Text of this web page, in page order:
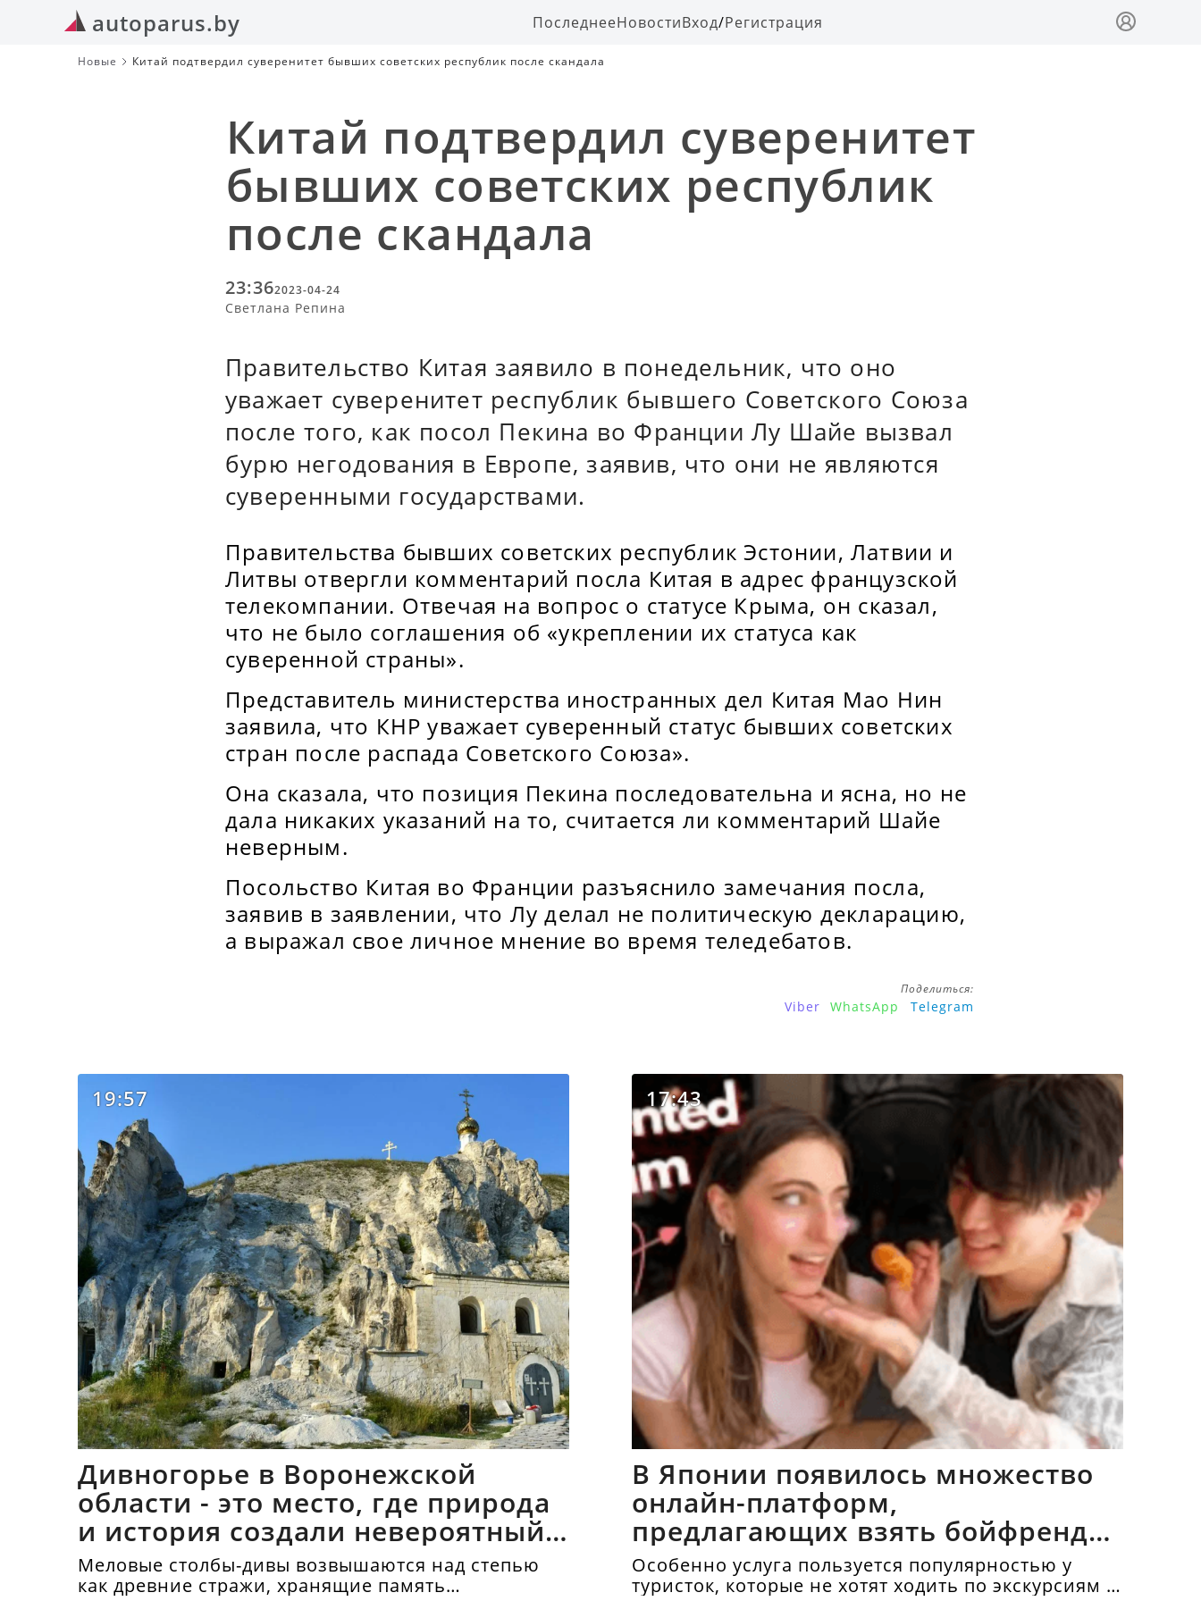
autoparus.by ПоследнееНовостиВход/Регистрация
Новые Китай подтвердил суверенитет бывших советских республик после скандала
Китай подтвердил суверенитет
бывших советских республик
после скандала
23:362023-04-24
Светлана Репина
Правительство Китая заявило в понедельник, что оно
уважает суверенитет республик бывшего Советского Союза
после того, как посол Пекина во Франции Лу Шайе вызвал
бурю негодования в Европе, заявив, что они не являются
суверенными государствами.
Правительства бывших советских республик Эстонии, Латвии и
Литвы отвергли комментарий посла Китая в адрес французской
телекомпании. Отвечая на вопрос о статусе Крыма, он сказал,
что не было соглашения об «укреплении их статуса как
суверенной страны».
Представитель министерства иностранных дел Китая Мао Нин
заявила, что КНР уважает суверенный статус бывших советских
стран после распада Советского Союза».
Она сказала, что позиция Пекина последовательна и ясна, но не
дала никаких указаний на то, считается ли комментарий Шайе
неверным.
Посольство Китая во Франции разъяснило замечания посла,
заявив в заявлении, что Лу делал не политическую декларацию,
а выражал свое личное мнение во время теледебатов.
Поделиться:
Viber WhatsApp Telegram
19:57
Дивногорье в Воронежской
области - это место, где природа
и история создали невероятный
синтез
Меловые столбы-дивы возвышаются над степью
как древние стражи, хранящие память
17:43
В Японии появилось множество
онлайн-платформ,
предлагающих взять бойфрендов
напрокат
Особенно услуга пользуется популярностью у
туристок, которые не хотят ходить по экскурсиям и